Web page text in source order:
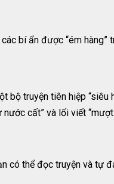
bí ẩn được “ém hàng”
bộ truyện tiên hiệp
cất” và lối viết
có thể đọc truyện và tự